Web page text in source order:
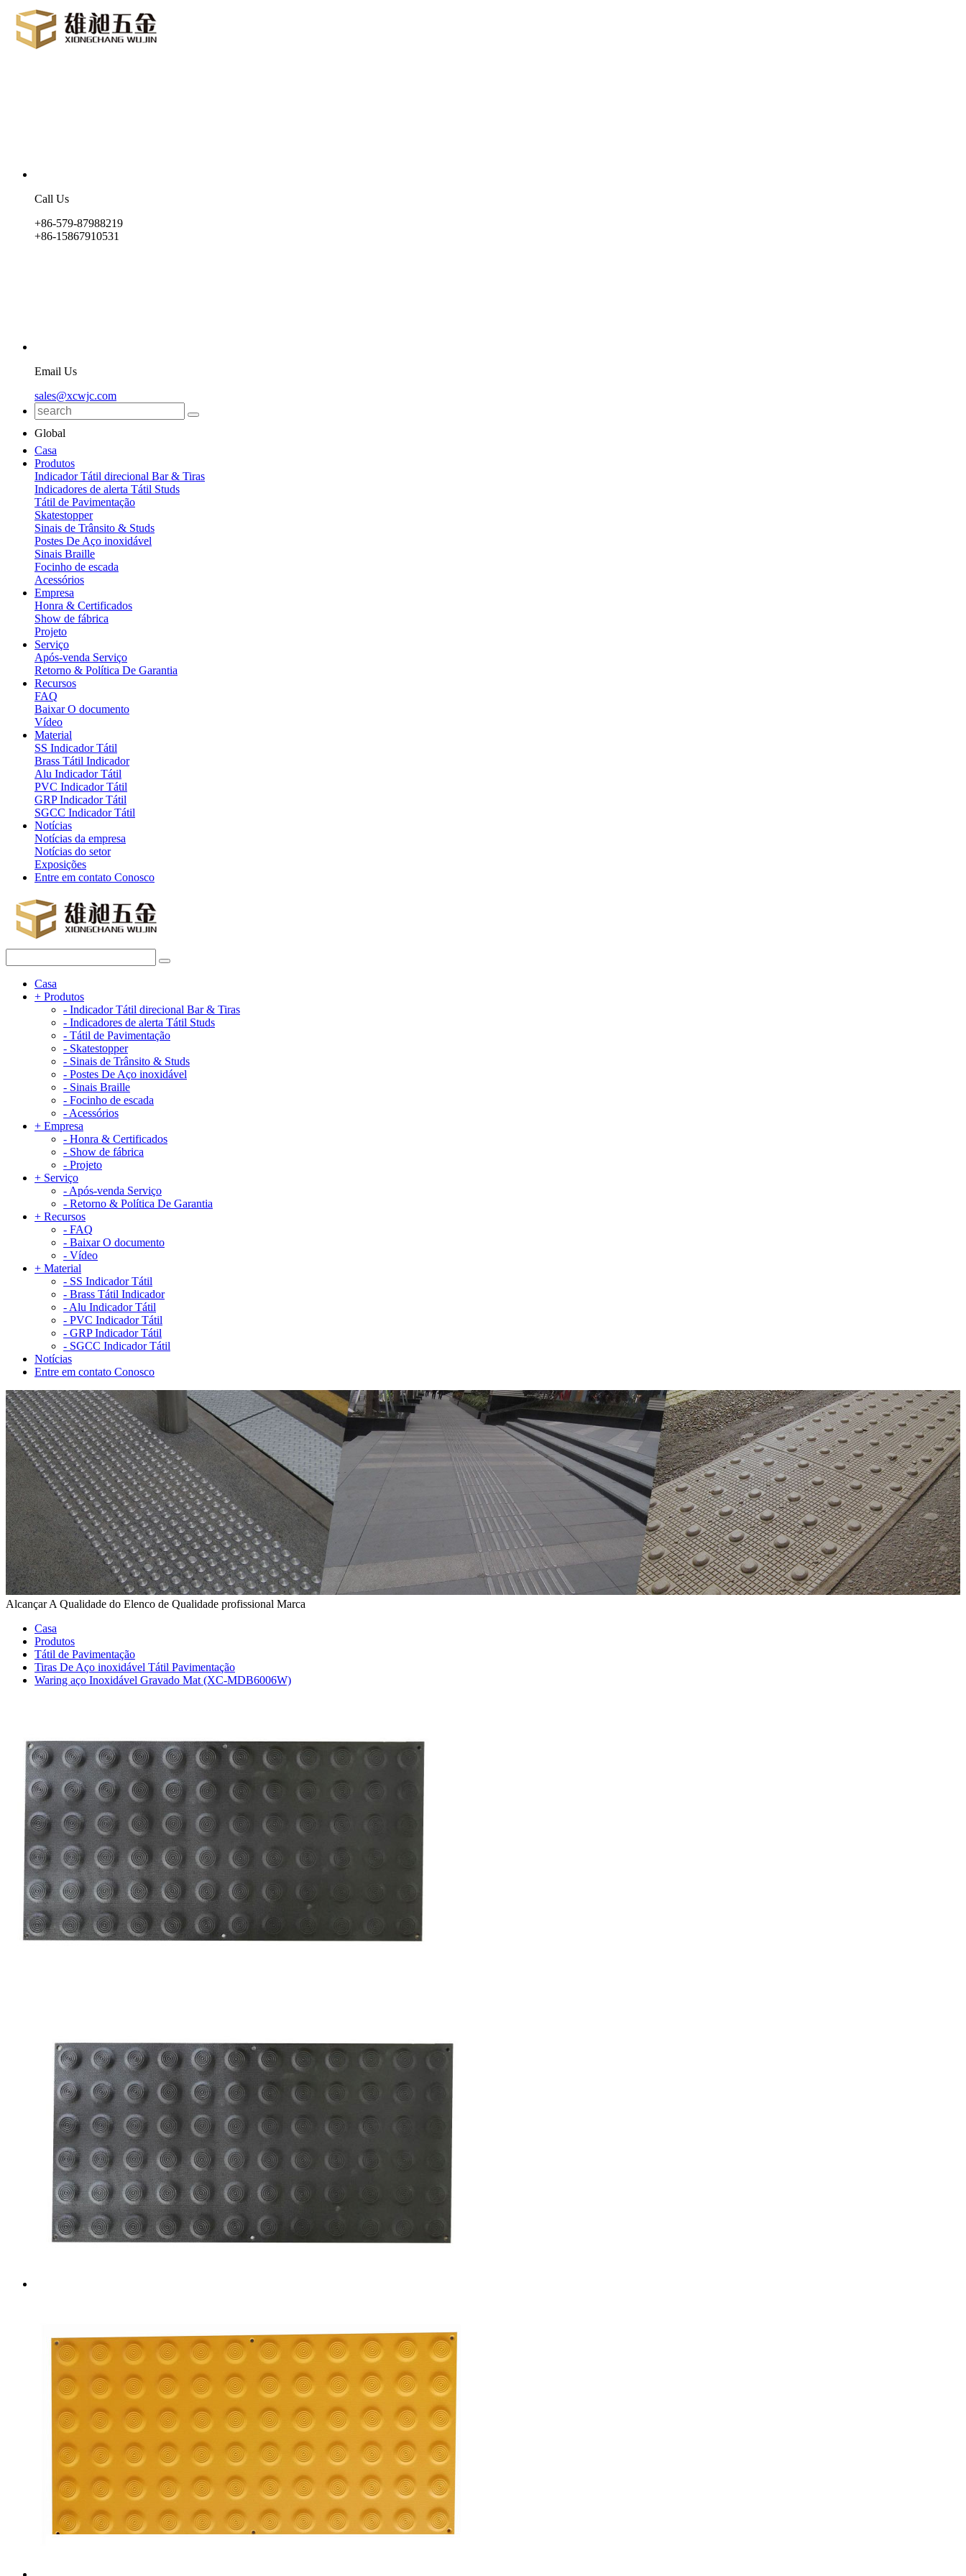
Call Us
+86-579-87988219
+86-15867910531
Email Us
sales@xcwjc.com
Global
Casa
Produtos
Indicador Tátil direcional Bar & Tiras
Indicadores de alerta Tátil Studs
Tátil de Pavimentação
Skatestopper
Sinais de Trânsito & Studs
Postes De Aço inoxidável
Sinais Braille
Focinho de escada
Acessórios
Empresa
Honra & Certificados
Show de fábrica
Projeto
Serviço
Após-venda Serviço
Retorno & Política De Garantia
Recursos
FAQ
Baixar O documento
Vídeo
Material
SS Indicador Tátil
Brass Tátil Indicador
Alu Indicador Tátil
PVC Indicador Tátil
GRP Indicador Tátil
SGCC Indicador Tátil
Notícias
Notícias da empresa
Notícias do setor
Exposições
Entre em contato Conosco
Casa
+ Produtos
- Indicador Tátil direcional Bar & Tiras
- Indicadores de alerta Tátil Studs
- Tátil de Pavimentação
- Skatestopper
- Sinais de Trânsito & Studs
- Postes De Aço inoxidável
- Sinais Braille
- Focinho de escada
- Acessórios
+ Empresa
- Honra & Certificados
- Show de fábrica
- Projeto
+ Serviço
- Após-venda Serviço
- Retorno & Política De Garantia
+ Recursos
- FAQ
- Baixar O documento
- Vídeo
+ Material
- SS Indicador Tátil
- Brass Tátil Indicador
- Alu Indicador Tátil
- PVC Indicador Tátil
- GRP Indicador Tátil
- SGCC Indicador Tátil
Notícias
Entre em contato Conosco
Alcançar A Qualidade do Elenco de Qualidade profissional Marca
Casa
Produtos
Tátil de Pavimentação
Tiras De Aço inoxidável Tátil Pavimentação
Waring aço Inoxidável Gravado Mat (XC-MDB6006W)